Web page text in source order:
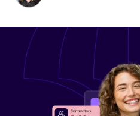
기록상 계약자
전 세계에서 규정을 준수하며
계약자 관리
전 세계 계약자의 온보딩 및
PEO
미국 모든 주 전역에서 채용 업
Remote와 다른 솔루션 비
다른 업체들과 비교해보기
성장 단계
직원 비용 계산기
국가별 총 인건비 계산
계약자 지급 계산기
글로벌 계약직을 위한 통화 옵
한국어
English
로